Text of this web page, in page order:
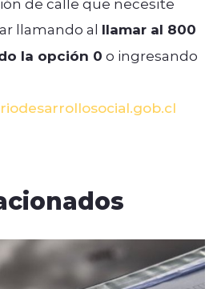
llamando al llamar al 800
la opción 0 o ingresando